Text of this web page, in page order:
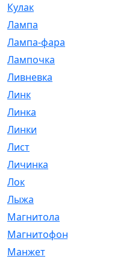
Кулак
Лампа
Лампа-фара
Лампочка
Ливневка
Линк
Линка
Линки
Лист
Личинка
Лок
Лыжа
Магнитола
Магнитофон
Манжет